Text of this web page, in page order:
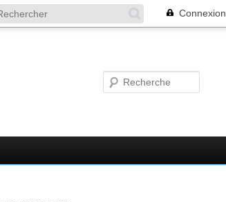
Connexion